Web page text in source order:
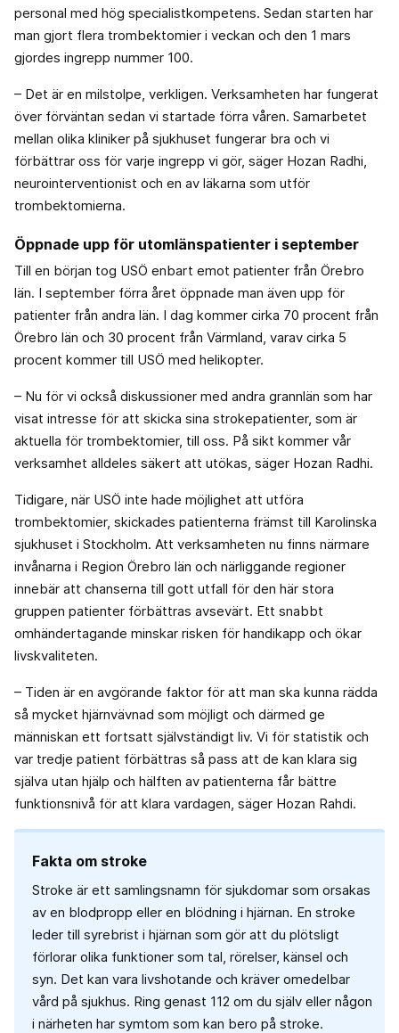
personal med hög specialistkompetens. Sedan starten har
man gjort flera trombektomier i veckan och den 1 mars
gjordes ingrepp nummer 100.
– Det är en milstolpe, verkligen. Verksamheten har fungerat
över förväntan sedan vi startade förra våren. Samarbetet
mellan olika kliniker på sjukhuset fungerar bra och vi
förbättrar oss för varje ingrepp vi gör, säger Hozan Radhi,
neurointerventionist och en av läkarna som utför
trombektomierna.
Öppnade upp för utomlänspatienter i september
Till en början tog USÖ enbart emot patienter från Örebro
län. I september förra året öppnade man även upp för
patienter från andra län. I dag kommer cirka 70 procent från
Örebro län och 30 procent från Värmland, varav cirka 5
procent kommer till USÖ med helikopter.
– Nu för vi också diskussioner med andra grannlän som har
visat intresse för att skicka sina strokepatienter, som är
aktuella för trombektomier, till oss. På sikt kommer vår
verksamhet alldeles säkert att utökas, säger Hozan Radhi.
Tidigare, när USÖ inte hade möjlighet att utföra
trombektomier, skickades patienterna främst till Karolinska
sjukhuset i Stockholm. Att verksamheten nu finns närmare
invånarna i Region Örebro län och närliggande regioner
innebär att chanserna till gott utfall för den här stora
gruppen patienter förbättras avsevärt. Ett snabbt
omhändertagande minskar risken för handikapp och ökar
livskvaliteten.
– Tiden är en avgörande faktor för att man ska kunna rädda
så mycket hjärnvävnad som möjligt och därmed ge
människan ett fortsatt självständigt liv. Vi för statistik och
var tredje patient förbättras så pass att de kan klara sig
själva utan hjälp och hälften av patienterna får bättre
funktionsnivå för att klara vardagen, säger Hozan Rahdi.
Fakta om stroke
Stroke är ett samlingsnamn för sjukdomar som orsakas
av en blodpropp eller en blödning i hjärnan. En stroke
leder till syrebrist i hjärnan som gör att du plötsligt
förlorar olika funktioner som tal, rörelser, känsel och
syn. Det kan vara livshotande och kräver omedelbar
vård på sjukhus. Ring genast 112 om du själv eller någon
i närheten har symtom som kan bero på stroke.